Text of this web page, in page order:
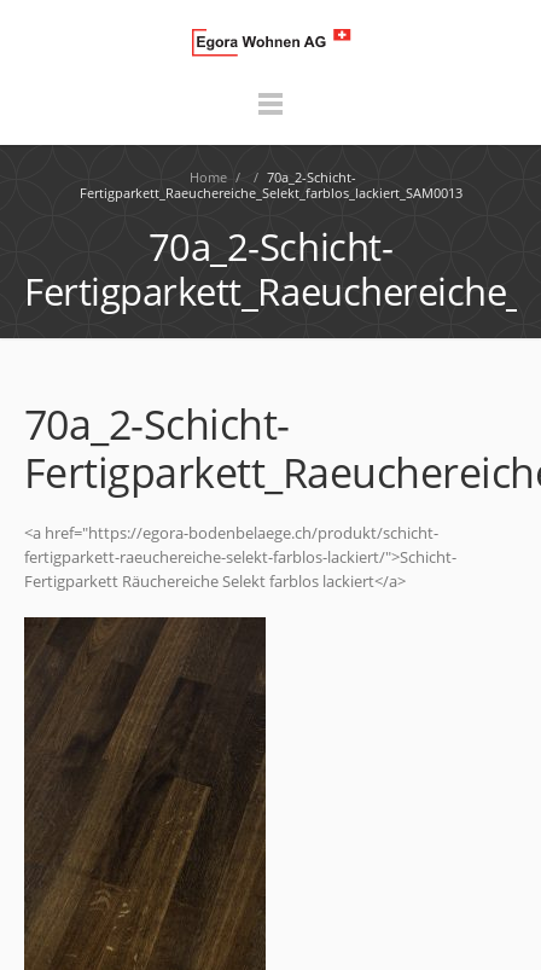
Home / / 70a_2-Schicht-
Fertigparkett_Raeuchereiche_Selekt_farblos_lackiert_SAM0013
70a_2-Schicht-
70a_2-Schicht-
<a href="https://egora-bodenbelaege.ch/produkt/schicht-
fertigparkett-raeuchereiche-selekt-farblos-lackiert/">Schicht-
Fertigparkett Räuchereiche Selekt farblos lackiert</a>